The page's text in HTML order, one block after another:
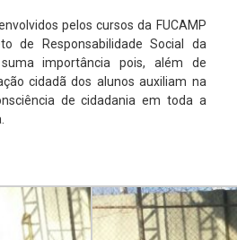
pelos cursos da FUCAMP
de Responsabilidade Social da
importância pois, além de
cidadã dos alunos auxiliam na
de cidadania em toda a